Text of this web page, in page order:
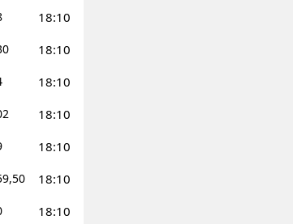
18:10
18:10
18:10
18:10
18:10
18:10
18:10